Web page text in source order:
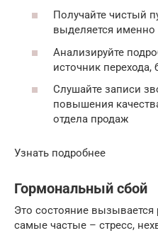
Получайте чистый
выделяется
Анализируйте
источник перехода,
Слушайте записи
повышения
отдела продаж
Узнать подробнее
Гормональный сбой
Это состояние
самые частые – стресс,